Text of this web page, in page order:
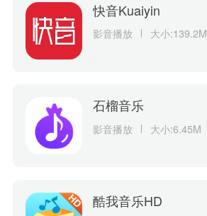
快音Kuaiyin
影音播放 大小:139.2M
石榴音乐
影音播放 大小:6.45M
酷我音乐HD